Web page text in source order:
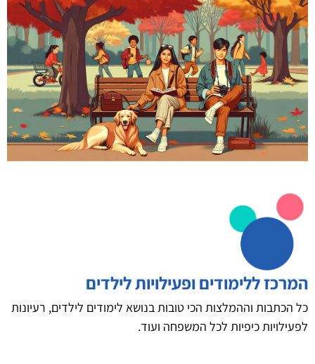
המרכז ללימודים ופעילויות לילדים
כל הכתבות וההמלצות הכי טובות בנושא לימודים לילדים, רעיונות
לפעילויות כיפיות לכל המשפחה ועוד.